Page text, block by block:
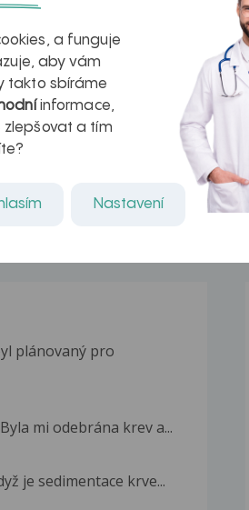
léčba
myastenie –
naděje pro ty,
kteří ji...
plánovaný pro
mi odebrána krev a...
je sedimentace krve...
a funguje
aby vám
takto sbíráme
informace,
zlepšovat a tím
Nastavení